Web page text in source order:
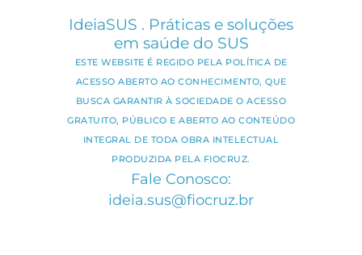
IdeiaSUS . Práticas e soluções
em saúde do SUS
ESTE WEBSITE É REGIDO PELA POLÍTICA DE
ACESSO ABERTO AO CONHECIMENTO, QUE
BUSCA GARANTIR À SOCIEDADE O ACESSO
GRATUITO, PÚBLICO E ABERTO AO CONTEÚDO
INTEGRAL DE TODA OBRA INTELECTUAL
PRODUZIDA PELA FIOCRUZ.
Fale Conosco:
ideia.sus@fiocruz.br